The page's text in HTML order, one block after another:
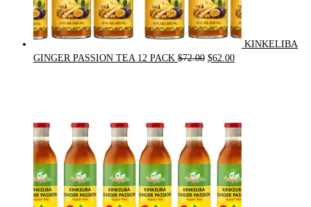
KINKELIBA
GINGER PASSION TEA 12 PACK $72.00 Original
$62.00Current